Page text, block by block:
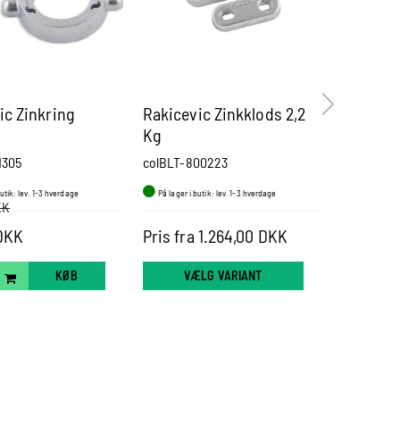
Zinkring
lev. 1-3 hverdage
KØB
Rakicevic Zinkklods 2,2
Kg
colBLT-800223
På lager i butik: lev. 1-3 hverdage
Pris fra 1.264,00 DKK
VÆLG VARIANT